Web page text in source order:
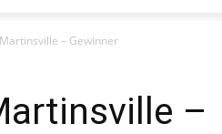
– Gewinner
–